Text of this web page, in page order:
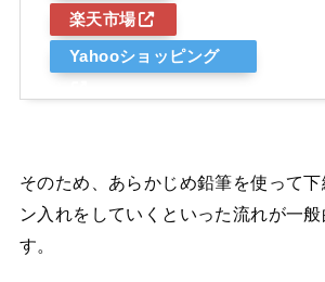
楽天市場
Yahooショッピング
そのため、あらかじめ鉛筆を使って
ン入れをしていくといった流れが一般
す。